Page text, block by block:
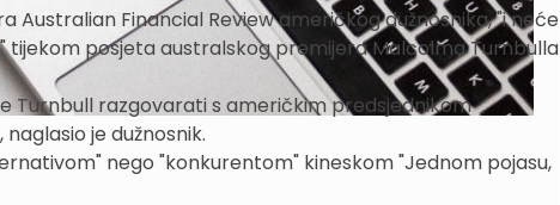
Financial Review američkog dužnosnika, "i neće
posjeta australskog premijera Malcolma Turnbulla
Turnbull razgovarati s američkim predsjednikom
je dužnosnik.
nego "konkurentom" kineskom "Jednom pojasu,